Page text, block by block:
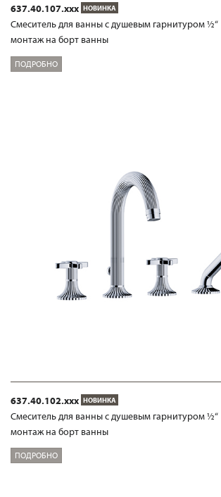
637.40.107.xxx НОВИНКА
Смеситель для ванны с душевым гарнитуром ½“
монтаж на борт ванны
ПОДРОБНО
637.40.102.xxx НОВИНКА
Смеситель для ванны с душевым гарнитуром ½“
монтаж на борт ванны
ПОДРОБНО